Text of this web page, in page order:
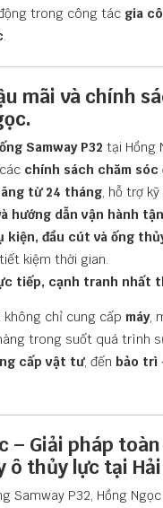
trong công tác gia
mãi và chính
Samway P32 tại Hồng
chính sách chăm sóc
từ 24 tháng , hỗ trợ
hướng dẫn vận hành
kiện, đầu cút và ống
kiệm thời gian.
tiếp, cạnh tranh nhất
chỉ cung cấp máy,
trong suốt quá trình
cấp vật tư, đến bảo trì
– Giải pháp
ô thủy lực tại Hải
Samway P32, Hồng